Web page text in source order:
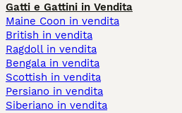
Gatti e Gattini in Vendita
Maine Coon in vendita
British in vendita
Ragdoll in vendita
Bengala in vendita
Scottish in vendita
Persiano in vendita
Siberiano in vendita